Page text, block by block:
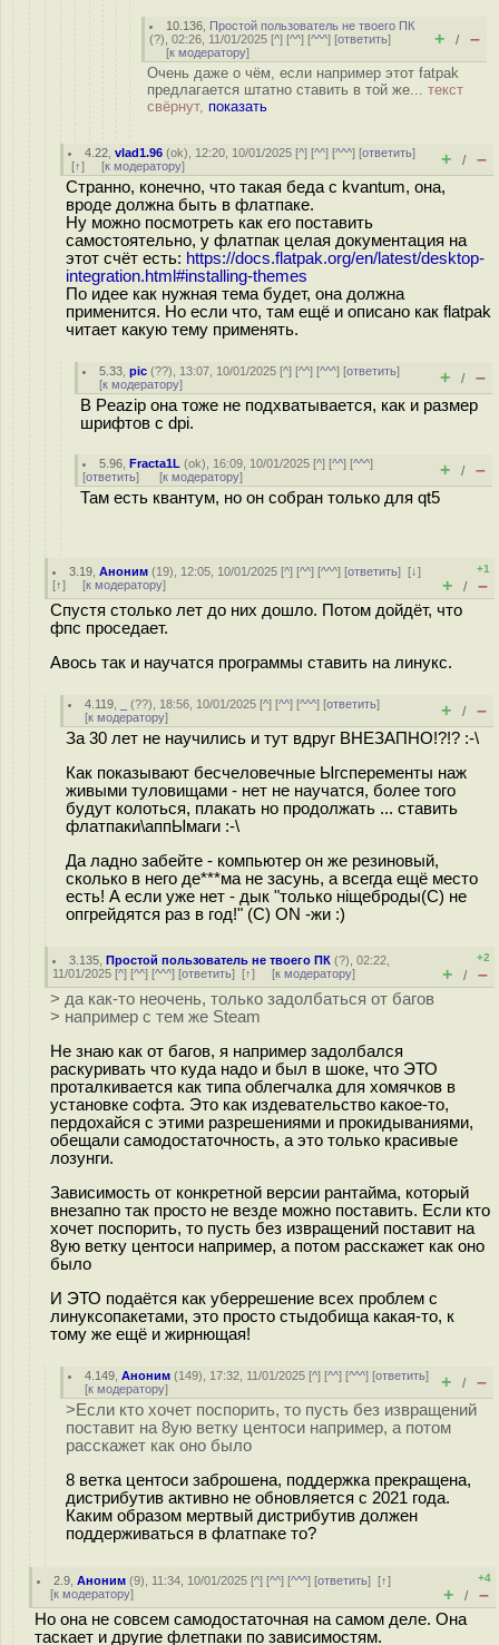
10.136 Простой пользователь не твоего ПК
(?), 02:26, 11/01/2025 [^] [^^] [^^^] [ответить]
[к модератору]
+ / –
Очень даже о чём, если например этот fatpak
предлагается штатно ставить в той же... текст
свёрнут, показать
4.22 ,vlad1.96 (ok), 12:20, 10/01/2025 [^] [^^] [^^^] [ответить]
[↑] [к модератору] + / –
Странно, конечно, что такая беда с kvantum, она,
вроде должна быть в флатпаке.
Ну можно посмотреть как его поставить
самостоятельно, у флатпак целая документация на
этот счёт есть: https://docs.flatpak.org/en/latest/desktop-
integration.html#installing-themes
По идее как нужная тема будет, она должна
применится. Но если что, там ещё и описано как flatpak
читает какую тему применять.
5.33 ,pic (??), 13:07, 10/01/2025 [^] [^^] [^^^] [ответить]
[к модератору] + / –
В Peazip она тоже не подхватывается, как и размер
шрифтов c dpi.
5.96 ,Fracta1L (ok), 16:09, 10/01/2025 [^] [^^] [^^^]
[ответить] [к модератору] + / –
Там есть квантум, но он собран только для qt5
3.19 ,Аноним (19), 12:05, 10/01/2025 [^] [^^] [^^^] [ответить][↓]
[↑] [к модератору]
+1
+ / –
Спустя столько лет до них дошло. Потом дойдёт, что
фпс проседает.
Авось так и научатся программы ставить на линукс.
4.119 (??), 18:56, 10/01/2025 [^] [^^] [^^^] [ответить]
[к модератору] + / –
За 30 лет не научились и тут вдруг ВНЕЗАПНО!?!? :-\
Как показывают бесчеловечные Ыгсперементы наж
живыми туловищами - нет не научатся, более того
будут колоться, плакать но продолжать ... ставить
флатпаки\аппЫмаги :-\
Да ладно забейте - компьютер он же резиновый,
сколько в него де***ма не засунь, а всегда ещё место
есть! А если уже нет - дык "только нiщeбpoды(С) не
опгрейдятся раз в год!" (С) ON -жи :)
3.135 ,Простой пользователь не твоего ПК (?), 02:22,
11/01/2025 [^] [^^] [^^^] [ответить] [↑] [к модератору]
+2
+ / –
> да как-то неочень, только задолбаться от багов
> например с тем же Steam
Не знаю как от багов, я например задолбался
раскуривать что куда надо и был в шоке, что ЭТО
проталкивается как типа облегчалка для хомячков в
установке софта. Это как издевательство какое-то,
пердохайся с этими разрешениями и прокидываниями,
обещали самодостаточность, а это только красивые
лозунги.
Зависимость от конкретной версии рантайма, который
внезапно так просто не везде можно поставить. Если кто
хочет поспорить, то пусть без извращений поставит на
8ую ветку центоси например, а потом расскажет как оно
было
И ЭТО подаётся как уберрешение всех проблем с
линуксопакетами, это просто стыдобища какая-то, к
тому же ещё и жирнющая!
4.149 ,Аноним (149), 17:32, 11/01/2025 [^] [^^] [^^^] [ответить]
[к модератору] + / –
>Если кто хочет поспорить, то пусть без извращений
поставит на 8ую ветку центоси например, а потом
расскажет как оно было
8 ветка центоси заброшена, поддержка прекращена,
дистрибутив активно не обновляется с 2021 года.
Каким образом мертвый дистрибутив должен
поддерживаться в флатпаке то?
2.9 ,Аноним (9), 11:34, 10/01/2025 [^] [^^] [^^^] [ответить][↑]
[к модератору]
+4
+ / –
Но она не совсем самодостаточная на самом деле. Она
таскает и другие флетпаки по зависимостям.